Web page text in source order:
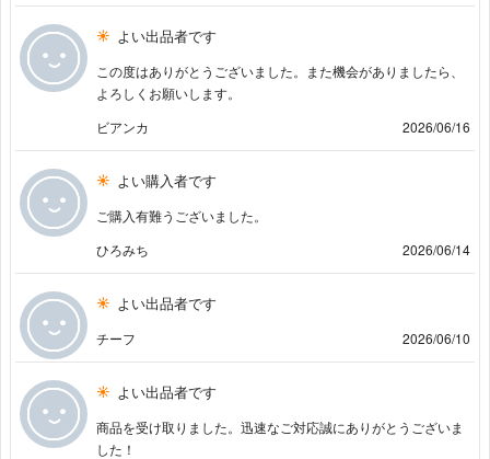
よい出品者です
この度はありがとうございました。また機会がありましたら、
よろしくお願いします。
ビアンカ
2026/06/16
よい購入者です
ご購入有難うございました。
ひろみち
2026/06/14
よい出品者です
チーフ 2026/06/10
よい出品者です
商品を受け取りました。迅速なご対応誠にありがとうございま
した！